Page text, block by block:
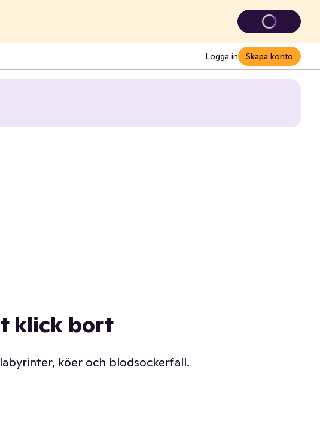
Logga in Skapa konto
klick bort
köer och blodsockerfall.